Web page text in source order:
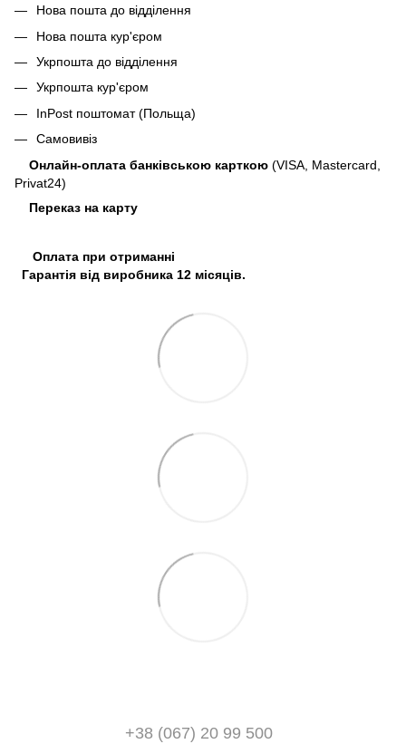
Нова пошта до відділення
Нова пошта кур'єром
Укрпошта до відділення
Укрпошта кур'єром
InPost поштомат (Польща)
Самовивіз
Онлайн-оплата банківською карткою (VISA, Mastercard,
Privat24)
Переказ на карту
Оплата при отриманні
Гарантія від виробника 12 місяців.
+38 (067) 20 99 500